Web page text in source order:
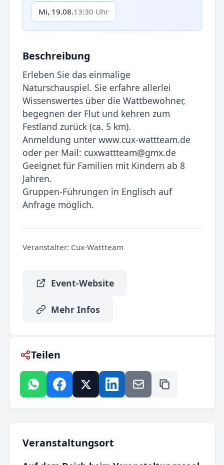
Mi, 19.08.13:30 Uhr
Beschreibung
Erleben Sie das einmalige
Naturschauspiel. Sie erfahre allerlei
Wissenswertes über die Wattbewohner,
begegnen der Flut und kehren zum
Festland zurück (ca. 5 km).
Anmeldung unter www.cux-wattteam.de
oder per Mail: cuxwattteam@gmx.de
Geeignet für Familien mit Kindern ab 8
Jahren.
Gruppen-Führungen in Englisch auf
Anfrage möglich.
Veranstalter: Cux-Wattteam
Event-Website
Mehr Infos
Teilen
Veranstaltungsort